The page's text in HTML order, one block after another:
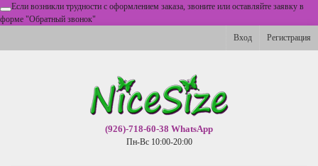
Если возникли трудности с оформлением заказа, звоните или оставляйте заявку в
форме "Обратный звонок"
Вход
Регистрация
(926)-718-60-38 WhatsApp
Пн-Вс 10:00-20:00